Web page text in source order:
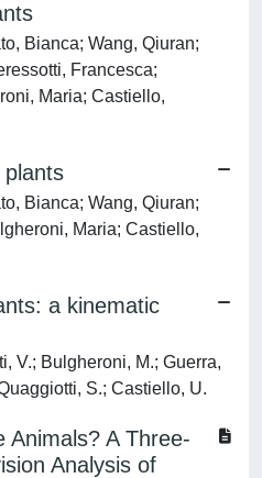
Bianca; Wang, Qiuran;
Francesca;
Maria; Castiello,
Bianca; Wang, Qiuran;
Maria; Castiello,
a kinematic
V.; Bulgheroni, M.; Guerra,
S.; Castiello, U.
Animals? A Three-
Analysis of